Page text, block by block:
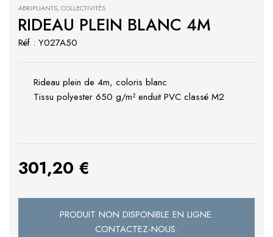
ABRIPLIANTS,COLLECTIVITÉS
RIDEAU PLEIN BLANC 4M
Réf : Y027A50
Rideau plein de 4m, coloris blanc
Tissu polyester 650 g/m² enduit PVC classé M2
301,20 €
PRODUIT NON DISPONIBLE EN LIGNE.
CONTACTEZ-NOUS.